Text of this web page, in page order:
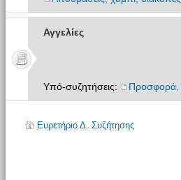
Αγγελίες
Υπό-συζητήσεις: Προσφορά,
Ευρετήριο Δ. Συζήτησης